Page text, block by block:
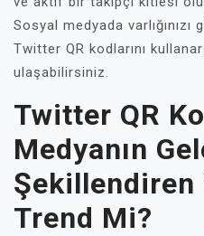
Sosyal medyada
Twitter QR kodlarını
ulaşabilirsiniz.
Twitter QR
Medyanın
Şekillendiren
Trend Mi?